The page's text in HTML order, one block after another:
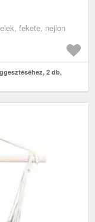
fekete, nejlon
2 db,